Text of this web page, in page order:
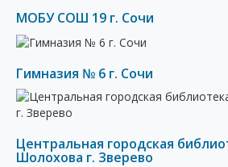
МОБУ СОШ 19 г. Сочи
Гимназия № 6 г. Сочи
Центральная городская
Шолохова г. Зверево